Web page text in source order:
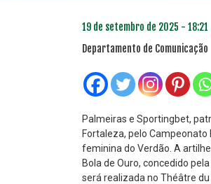
19 de setembro de 2025 - 18:21
Departamento de Comunicação
Palmeiras e Sportingbet,
Fortaleza, pelo
feminina do Verdão. A
Bola de Ouro, concedido
será realizada no Théâtre du
PLANO PRATA
R$46,04